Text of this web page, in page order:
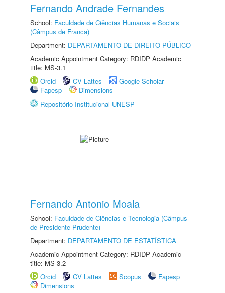
Fernando Andrade Fernandes
School: Faculdade de Ciências Humanas e Sociais
(Câmpus de Franca)
Department: DEPARTAMENTO DE DIREITO PÚBLICO
Academic Appointment Category: RDIDP Academic
title: MS-3.1
Orcid
CV Lattes
Google Scholar
Fapesp
Dimensions
Repositório Institucional UNESP
Fernando Antonio Moala
School: Faculdade de Ciências e Tecnologia (Câmpus
de Presidente Prudente)
Department: DEPARTAMENTO DE ESTATÍSTICA
Academic Appointment Category: RDIDP Academic
title: MS-3.2
Orcid
CV Lattes Scopus
Fapesp
Dimensions